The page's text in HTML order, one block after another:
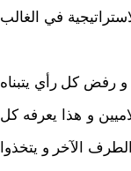
في الغالب
رفض كل رأي يتبناه
و هذا يعرفه كل
الآخر و يتخذوا